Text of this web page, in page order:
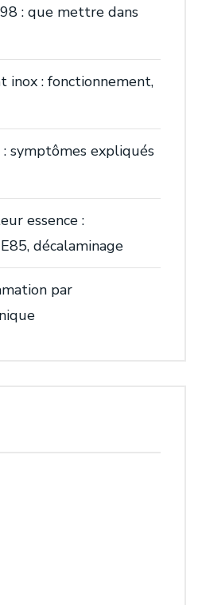
: que mettre dans
inox : fonctionnement,
symptômes expliqués
essence :
décalaminage
par